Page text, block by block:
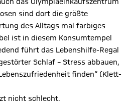
sind dort die größte
des Alltags mal farbiges
ist in diesem Konsumtempel
führt das Lebenshilfe-Regal
Schlaf – Stress abbauen,
finden“ (Klett-
nicht schlecht.